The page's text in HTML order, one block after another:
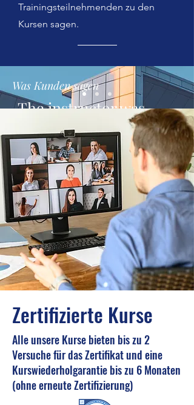
Trainingsteilnehmenden zu den
Kursen sagen.
Was Kunden sagen
„The instructor was
great, the presentation
was to the point and
made me to understand
in depth the role of PO“
Zertifizierte Kurse
Alle unsere Kurse bieten bis zu 2
Versuche für das Zertifikat und eine
Kurswiederholgarantie bis zu 6 Monaten
(ohne erneute Zertifizierung)